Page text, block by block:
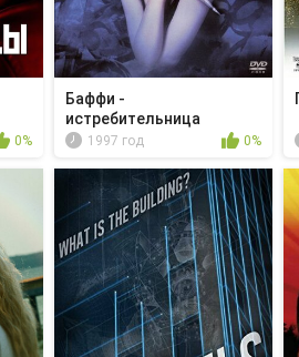
0%
Баффи -
истребительница
вампиров - Ку...
1997 год 0%